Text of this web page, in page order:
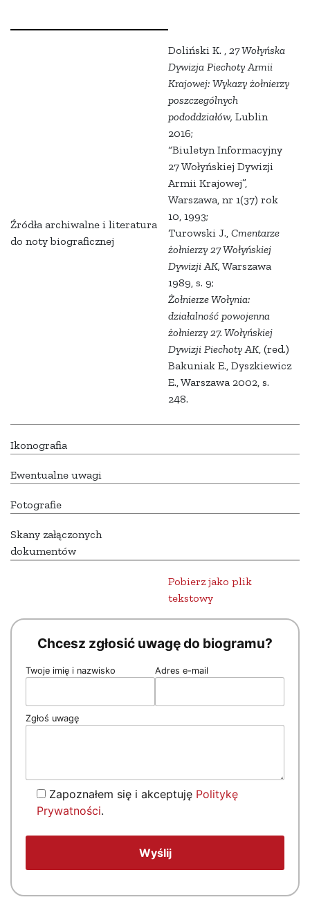
Źródła archiwalne i literatura
do noty biograficznej
Doliński K. , 27 Wołyńska
Dywizja Piechoty Armii
Krajowej: Wykazy żołnierzy
poszczególnych
pododdziałów, Lublin
2016;
“Biuletyn Informacyjny
27 Wołyńskiej Dywizji
Armii Krajowej”,
Warszawa, nr 1(37) rok
10, 1993;
Turowski J., Cmentarze
żołnierzy 27 Wołyńskiej
Dywizji AK, Warszawa
1989, s. 9;
Żołnierze Wołynia:
działalność powojenna
żołnierzy 27. Wołyńskiej
Dywizji Piechoty AK, (red.)
Bakuniak E., Dyszkiewicz
E., Warszawa 2002, s.
248.
Ikonografia
Ewentualne uwagi
Fotografie
Skany załączonych
dokumentów
Pobierz jako plik
tekstowy
Chcesz zgłosić uwagę do biogramu?
Twoje imię i nazwisko Adres e-mail
Zgłoś uwagę
Zapoznałem się i akceptuję Politykę
Prywatności.